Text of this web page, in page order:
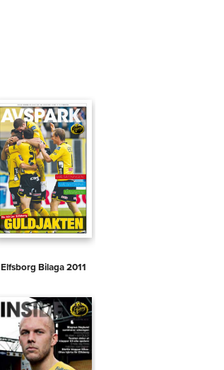
Elfsborg Bilaga 2011